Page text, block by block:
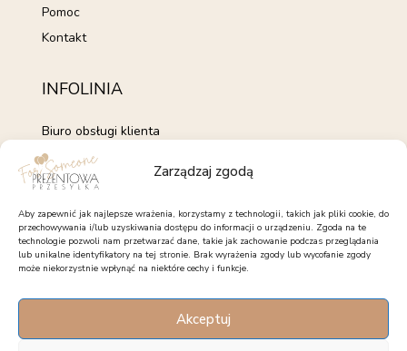
Zarządzaj zgodą
Aby zapewnić jak najlepsze wrażenia, korzystamy z technologii, takich jak pliki cookie, do
przechowywania i/lub uzyskiwania dostępu do informacji o urządzeniu. Zgoda na te
technologie pozwoli nam przetwarzać dane, takie jak zachowanie podczas przeglądania
lub unikalne identyfikatory na tej stronie. Brak wyrażenia zgody lub wycofanie zgody
może niekorzystnie wpłynąć na niektóre cechy i funkcje.
Akceptuj
Pomoc
Kontakt
INFOLINIA
Biuro obsługi klienta
+48 735 843 843
pon. - pt. 7:00 - 15:00
kontakt@forsomeone.pl